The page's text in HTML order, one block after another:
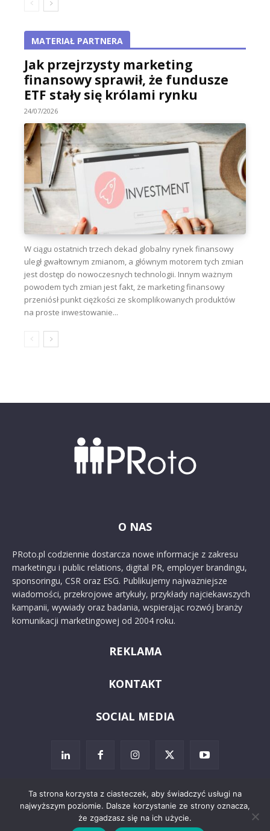
MATERIAŁ PARTNERA
Jak przejrzysty marketing
finansowy sprawił, że fundusze
ETF stały się królami rynku
24/07/2026
W ciągu ostatnich trzech dekad globalny rynek finansowy
uległ gwałtownym zmianom, a głównym motorem tych zmian
jest dostęp do nowoczesnych technologii. Innym ważnym
powodem tych zmian jest fakt, że marketing finansowy
przeniósł punkt ciężkości ze skomplikowanych produktów
na proste inwestowanie...
O NAS
PRoto.pl codziennie dostarcza nowe informacje z zakresu
marketingu i public relations, digital PR, employer brandingu,
sponsoringu, CSR oraz ESG. Publikujemy najważniejsze
wiadomości, przekrojowe artykuły, przykłady najciekawszych
kampanii, wywiady oraz badania, wspierając rozwój branży
komunikacji marketingowej od 2004 roku.
REKLAMA
KONTAKT
SOCIAL MEDIA
Ta strona korzysta z ciasteczek, aby świadczyć usługi na
najwyższym poziomie. Dalsze korzystanie ze strony oznacza,
że zgadzasz się na ich użycie.